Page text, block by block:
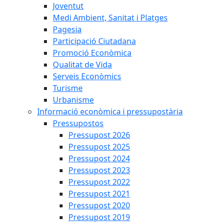
Joventut
Medi Ambient, Sanitat i Platges
Pagesia
Participació Ciutadana
Promoció Econòmica
Qualitat de Vida
Serveis Econòmics
Turisme
Urbanisme
Informació econòmica i pressupostària
Pressupostos
Pressupost 2026
Pressupost 2025
Pressupost 2024
Pressupost 2023
Pressupost 2022
Pressupost 2021
Pressupost 2020
Pressupost 2019